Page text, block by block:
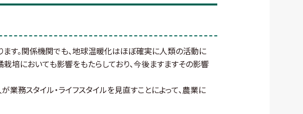
ます。関係機関でも、地球温暖化はほぼ確実に人類の活動に
培においても影響をもたらしており、今後ますますその影響
務スタイル・ライフスタイルを見直すことによって、農業に